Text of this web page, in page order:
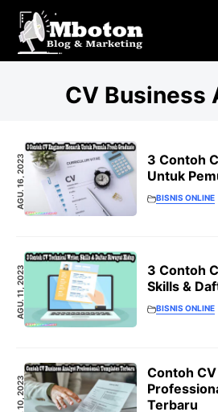
Langsung
CV Business
AGU. 16, 2023
3 Contoh
Untuk
BISNIS ONLINE
AGU. 11, 2023
3 Contoh
Skills &
BISNIS ONLINE
Contoh
Terbaru